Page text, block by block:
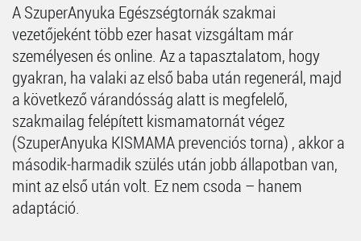
A SzuperAnyuka Egészségtornák szakmai
vezetőjeként több ezer hasat vizsgáltam már
személyesen és online. Az a tapasztalatom, hogy
gyakran, ha valaki az első baba után regenerál, majd
a következő várandósság alatt is megfelelő,
szakmailag felépített kismamatornát végez
(SzuperAnyuka KISMAMA prevenciós torna) , akkor a
második-harmadik szülés után jobb állapotban van,
mint az első után volt. Ez nem csoda – hanem
adaptáció.